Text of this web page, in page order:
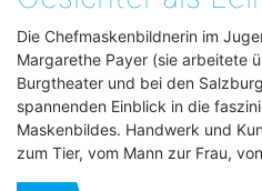
Die Chefmaskenbildnerin im
Margarethe Payer (sie arbeitete
Burgtheater und bei den
spannenden Einblick in die
Maskenbildes. Handwerk und
zum Tier, vom Mann zur Frau,